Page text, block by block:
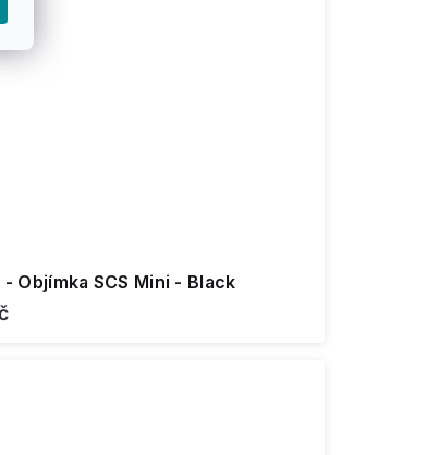
Objímka SCS Mini - Black